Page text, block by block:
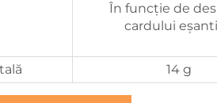
În funcție de
cardului
14 g